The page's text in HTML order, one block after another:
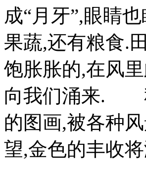
成“月牙”,眼睛
果蔬,还有粮食.
饱胀胀的,在风
向我们涌来.
的图画,被各种
望,金色的丰收